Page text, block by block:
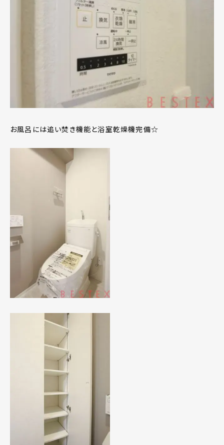
お風呂には追い焚き機能と浴室乾燥機完備☆